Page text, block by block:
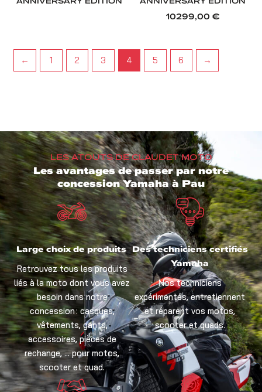
10299,00 €
← 1 2 3 4 5 6 →
LES ATOUTS DE CLAUDET MOTO
Les avantages de passer par notre
concession Yamaha à Pau
Large choix de produits
Retrouvez tous les produits
liés à la moto dont vous avez
besoin dans notre
concession : casques,
vêtements, gants,
accessoires, pièces de
rechange, … pour motos,
scooter et quad.
Des techniciens certifiés
Yamaha
Nos techniciens
expérimentés, entretiennent
et réparent vos motos,
scooter et quads.